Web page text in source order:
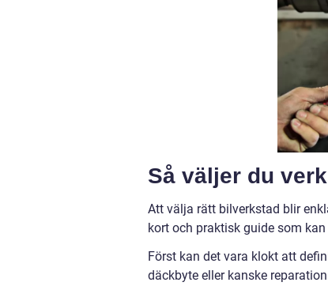
Så väljer du
Att välja rätt bilverkstad blir
kort och praktisk guide som
Först kan det vara klokt att
däckbyte eller kanske